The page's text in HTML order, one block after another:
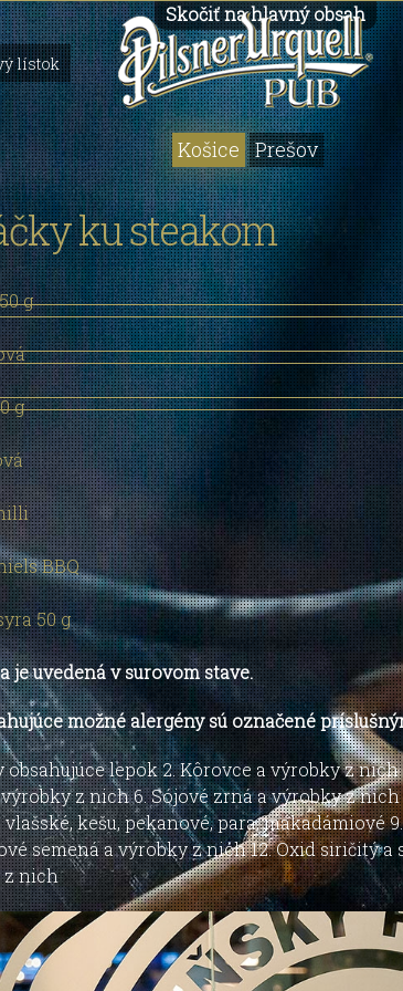
Skočiť na hlavný obsah
lístok
Košice Prešov
ku steakom
g
g
BBQ
50 g
je uvedená v surovom stave.
možné alergény sú označené
obsahujúce lepok 2. Kôrovce a výrobky z
z nich 6. Sójové zrná a výrobky z
kešu, pekanové, para, makadámiové
semená a výrobky z nich 12. Oxid siričitý
z nich